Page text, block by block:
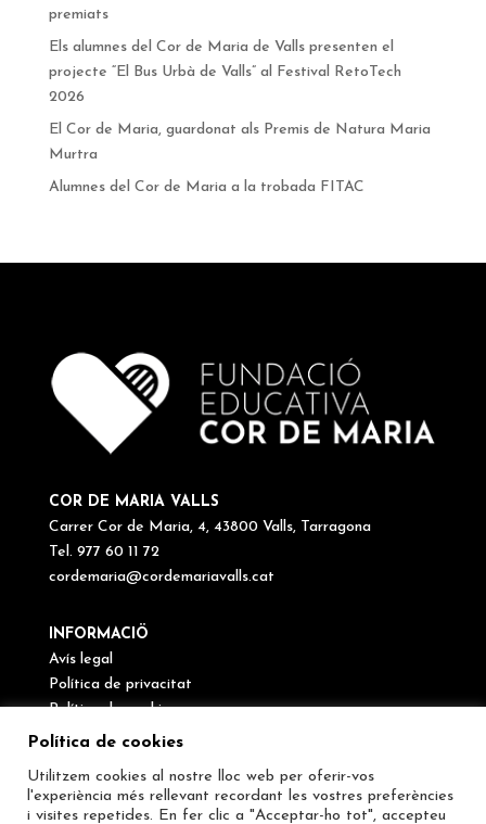
premiats
Els alumnes del Cor de Maria de Valls presenten el
projecte “El Bus Urbà de Valls” al Festival RetoTech
2026
El Cor de Maria, guardonat als Premis de Natura Maria
Murtra
Alumnes del Cor de Maria a la trobada FITAC
COR DE MARIA VALLS
Carrer Cor de Maria, 4, 43800 Valls, Tarragona
Tel. 977 60 11 72
cordemaria@cordemariavalls.cat
INFORMACIÖ
Avís legal
Política de privacitat
Política de cookies
Canal de denúncies
SEGUEIX-NOS
Política de cookies
Utilitzem cookies al nostre lloc web per oferir-vos
l'experiència més rellevant recordant les vostres preferències
i visites repetides. En fer clic a "Acceptar-ho tot", accepteu